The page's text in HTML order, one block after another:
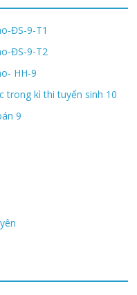
ĐS-9-T1
ĐS-9-T2
HH-9
trong kì thi tuyển sinh 10
9